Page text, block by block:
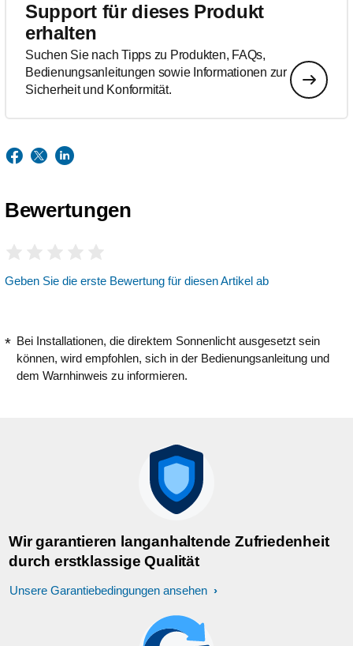
Support für dieses Produkt
erhalten
Suchen Sie nach Tipps zu Produkten, FAQs,
Bedienungsanleitungen sowie Informationen zur
Sicherheit und Konformität.
Bewertungen
Geben Sie die erste Bewertung für diesen Artikel ab
Bei Installationen, die direktem Sonnenlicht ausgesetzt sein
können, wird empfohlen, sich in der Bedienungsanleitung und
dem Warnhinweis zu informieren.
Wir garantieren langanhaltende Zufriedenheit
durch erstklassige Qualität
Unsere Garantiebedingungen ansehen